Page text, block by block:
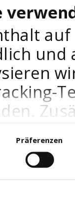
und
von
Präferenzen